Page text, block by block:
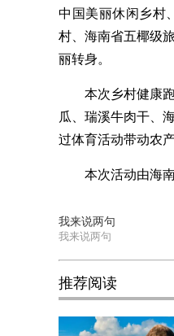
中国美丽休闲乡村
村、海南省五椰级
丽转身。
本次乡村健康跑
瓜、瑞溪牛肉干、
过体育活动带动农
本次活动由海南
我来说两句
推荐阅读